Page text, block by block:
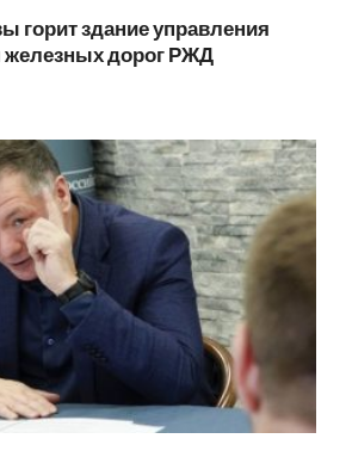
горит здание управления
железных дорог РЖД